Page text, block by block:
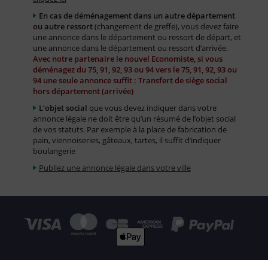
En cas de déménagement dans un autre département
ou autre ressort(changement de greffe), vous devez faire
une annonce dans le département ou ressort de départ, et
une annonce dans le département ou ressort d’arrivée.
Avec notre partenaire le nouvel Economiste, si vous
déménagez du 75, 91, 92, 93 ou 94 vers le 75, 91, 92, 93 ou
94 une seule annonce suffit : Transfert de siège social
hors département (arrivée)
L’objet social que vous devez indiquer dans votre
annonce légale ne doit être qu’un résumé de l’objet social
de vos statuts. Par exemple à la place de fabrication de
pain, viennoiseries, gâteaux, tartes, il suffit d’indiquer
boulangerie
Publiez une annonce légale dans votre ville